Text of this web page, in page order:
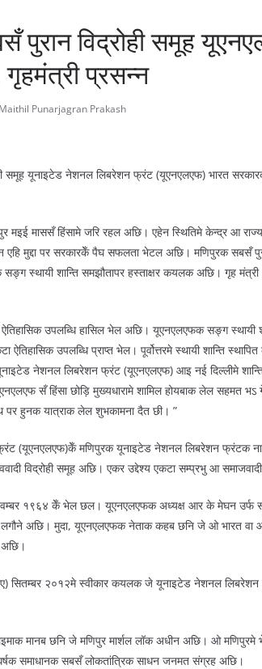
पुरान विद्रोही समूह
प्रसन्न
Maithil Punarjagran Prakash
समूह यूनाइटेड नेशनल लिबरेशन फ्रंट (यूएनएलएफ) भारत
मइई माससँ हिंसामे जरि रहल अछि। एहेन स्थितिमे केन्द्र आ
एहि मुद्दा पर सरकारकेँ पैघ सफलता भेटल अछि। मणिपुरक सबसँ
स्थायी शान्ति समझौतापर हस्ताक्षर कयलक अछि। गृह मंत्री
उपलब्धि हासिल भेल अछि। यूएनएलएफक सङ्ग स्थायी
ऐतिहासिक उपलब्धि प्राप्त भेल। पूर्वोत्तरमे स्थायी शान्ति
नेशनल लिबरेशन फ्रंट (यूएनएलएफ) आइ नई दिल्लीमे
सँ हिंसा छोड़ि मुख्यधारामे शामिल होयबाक लेल सहमत
पर हुनक यात्राक लेल शुभकामना दैत छी। ”
(यूएनएलएफ)केँ मणिपुरक यूनाइटेड नेशनल लिबरेशन फ्रंटक
विद्रोही समूह अछि। एकर उद्देश्य एकटा सम्प्रभु आ
१९६४ केँ भेल छल। यूएनएलएफक अध्यक्ष आर के मेघन उर्फ
लगौने अछि। मुदा, यूएनएलएफक नेताक कहब छनि जे ओ भारत
सितम्बर २०१२मे स्वीकार कयलक जे यूनाइटेड नेशनल लिबरेशन
मानब छनि जे मणिपुर मार्शल लॉक अधीन अछि। ओ मणिपुरमे
समाधानक सबसँ लोकतांत्रिक साधन जनमत संग्रह अछि।